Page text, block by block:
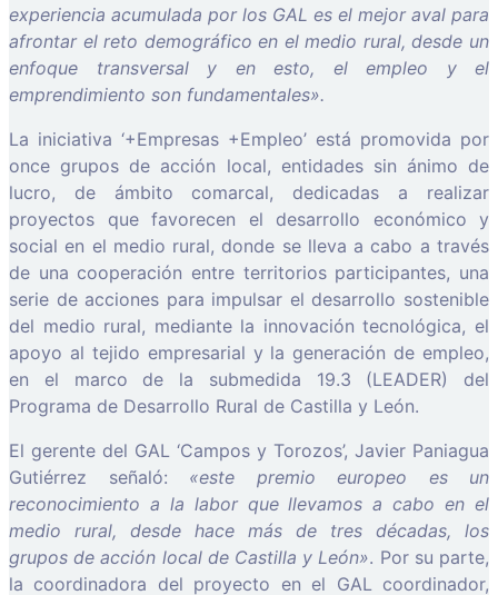
experiencia acumulada por los GAL es el mejor aval para
afrontar el reto demográfico en el medio rural, desde un
enfoque transversal y en esto, el empleo y el
emprendimiento son fundamentales».
La iniciativa ‘+Empresas +Empleo’ está promovida por
once grupos de acción local, entidades sin ánimo de
lucro, de ámbito comarcal, dedicadas a realizar
proyectos que favorecen el desarrollo económico y
social en el medio rural, donde se lleva a cabo a través
de una cooperación entre territorios participantes, una
serie de acciones para impulsar el desarrollo sostenible
del medio rural, mediante la innovación tecnológica, el
apoyo al tejido empresarial y la generación de empleo,
en el marco de la submedida 19.3 (LEADER) del
Programa de Desarrollo Rural de Castilla y León.
El gerente del GAL ‘Campos y Torozos’, Javier Paniagua
Gutiérrez señaló: «este premio europeo es un
reconocimiento a la labor que llevamos a cabo en el
medio rural, desde hace más de tres décadas, los
grupos de acción local de Castilla y León». Por su parte,
la coordinadora del proyecto en el GAL coordinador,